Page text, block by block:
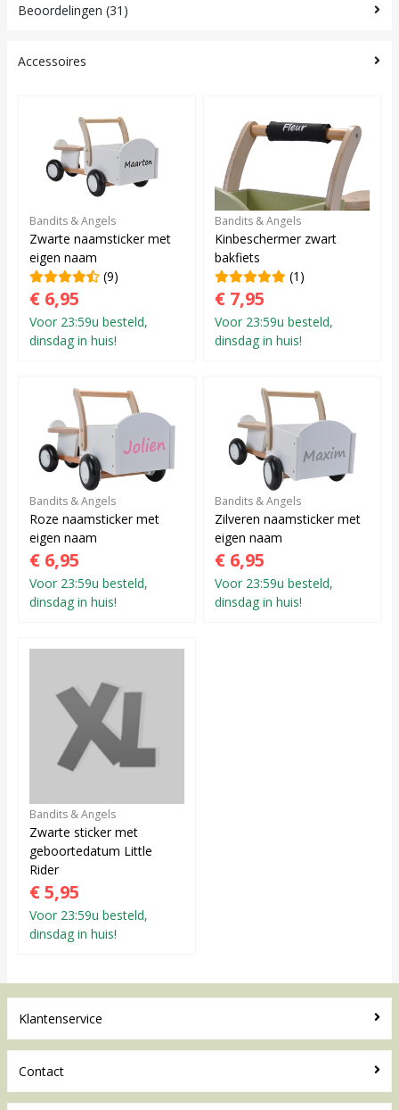
Beoordelingen (31)
Accessoires
Bandits & Angels
Zwarte naamsticker met
eigen naam
(9)
€ 6,95
Voor 23:59u besteld,
dinsdag in huis!
Bandits & Angels
Kinbeschermer zwart
bakfiets
(1)
€ 7,95
Voor 23:59u besteld,
dinsdag in huis!
Bandits & Angels
Roze naamsticker met
eigen naam
€ 6,95
Voor 23:59u besteld,
dinsdag in huis!
Bandits & Angels
Zilveren naamsticker met
eigen naam
€ 6,95
Voor 23:59u besteld,
dinsdag in huis!
Bandits & Angels
Zwarte sticker met
geboortedatum Little
Rider
€ 5,95
Voor 23:59u besteld,
dinsdag in huis!
Klantenservice
Contact